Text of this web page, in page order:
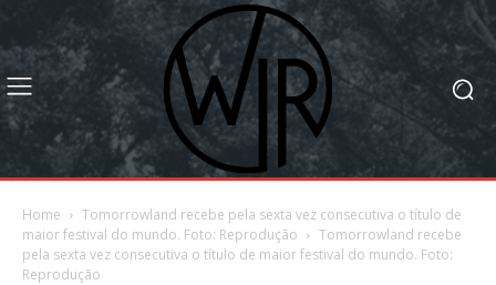
Home
Tomorrowland recebe pela sexta vez consecutiva o título de
maior festival do mundo. Foto: Reprodução
Tomorrowland recebe
pela sexta vez consecutiva o título de maior festival do mundo. Foto:
Reprodução